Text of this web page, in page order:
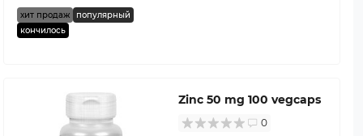
хит продаж
популярный
кончилось
Zinc 50 mg 100 vegcaps
0